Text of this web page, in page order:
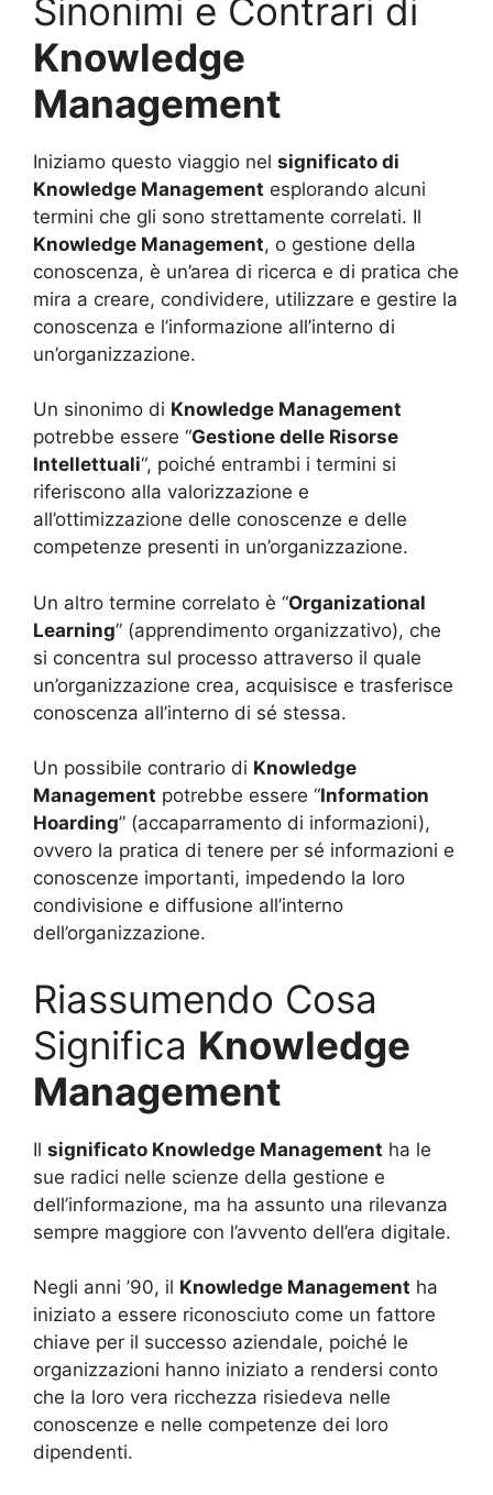
Sinonimi e Contrari di
Knowledge
Management
Iniziamo questo viaggio nel significato di
Knowledge Management esplorando alcuni
termini che gli sono strettamente correlati. Il
Knowledge Management, o gestione della
conoscenza, è un’area di ricerca e di pratica che
mira a creare, condividere, utilizzare e gestire la
conoscenza e l’informazione all’interno di
un’organizzazione.
Un sinonimo di Knowledge Management
potrebbe essere “Gestione delle Risorse
Intellettuali“, poiché entrambi i termini si
riferiscono alla valorizzazione e
all’ottimizzazione delle conoscenze e delle
competenze presenti in un’organizzazione.
Un altro termine correlato è “Organizational
Learning” (apprendimento organizzativo), che
si concentra sul processo attraverso il quale
un’organizzazione crea, acquisisce e trasferisce
conoscenza all’interno di sé stessa.
Un possibile contrario di Knowledge
Management potrebbe essere “Information
Hoarding” (accaparramento di informazioni),
ovvero la pratica di tenere per sé informazioni e
conoscenze importanti, impedendo la loro
condivisione e diffusione all’interno
dell’organizzazione.
Riassumendo Cosa
Significa Knowledge
Management
Il significato Knowledge Management ha le
sue radici nelle scienze della gestione e
dell’informazione, ma ha assunto una rilevanza
sempre maggiore con l’avvento dell’era digitale.
Negli anni ’90, il Knowledge Management ha
iniziato a essere riconosciuto come un fattore
chiave per il successo aziendale, poiché le
organizzazioni hanno iniziato a rendersi conto
che la loro vera ricchezza risiedeva nelle
conoscenze e nelle competenze dei loro
dipendenti.